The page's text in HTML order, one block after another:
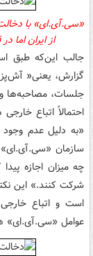
«سی.‌آی.ای» با
از ایران اما
جالب این‌که طبق
گزارش، یعنی«
جلسات، مصاحبه‌ها و
احتمالاً اتباع
«به دلیل عدم
سازمان «سی.‌آی.ای»
چه میزان اجازه
شرکت کنند.» این
است و اتباع
عوامل «سی.‌آی.ای»